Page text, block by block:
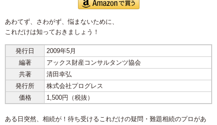
あわてず、さわがず、悩まないために、
これだけは知っておきましょう！
発行日
2009年5月
編著
アックス財産コンサルタンツ協会
共著
清田幸弘
発行所
株式会社プログレス
価格
1,500円（税抜）
ある日突然、相続が！待ち受けるこれだけの疑問・難題相続のプロがあ